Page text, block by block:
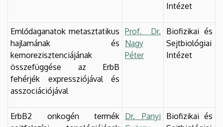
Intézet
Emlődaganatok metasztatikus
hajlamának és
kemorezisztenciájának
összefüggése az ErbB
fehérjék expressziójával és
asszociációjával
Prof. Dr.
Nagy
Péter
Biofizikai és
Sejtbiológiai
Intézet
ErbB2 onkogén termék Dr. Panyi
Biofizikai és